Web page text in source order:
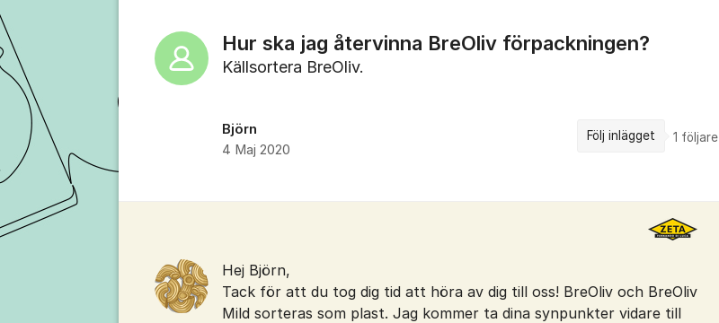
Hur ska jag återvinna BreOliv förpackningen?
Källsortera BreOliv.
Björn
4 Maj 2020
Följ inlägget 1 följare
Hej Björn,
Tack för att du tog dig tid att höra av dig till oss! BreOliv och BreOliv
Mild sorteras som plast. Jag kommer ta dina synpunkter vidare till